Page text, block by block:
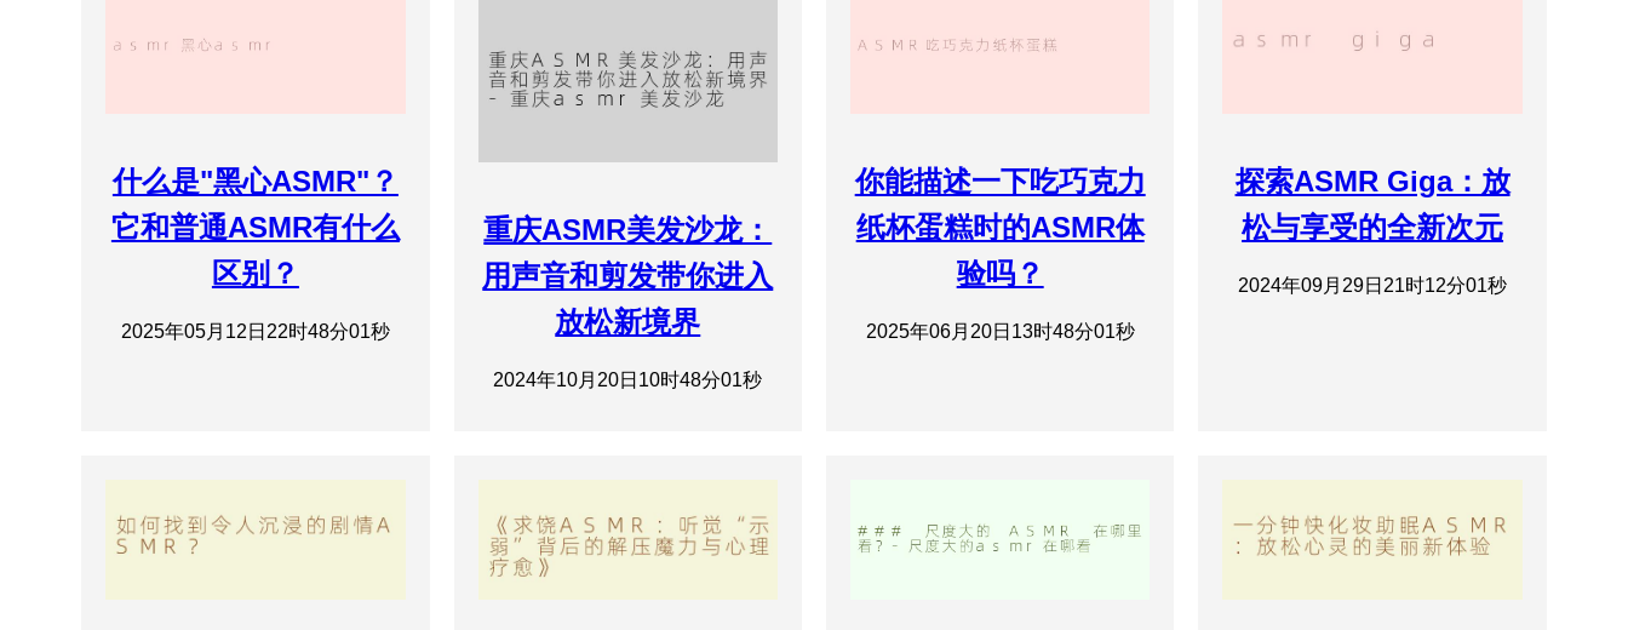
什么是"黑心ASMR"？
它和普通ASMR有什么
区别？
2025年05月12日22时48分01秒
重庆ASMR美发沙龙：
用声音和剪发带你进入
放松新境界
2024年10月20日10时48分01秒
你能描述一下吃巧克力
纸杯蛋糕时的ASMR体
验吗？
2025年06月20日13时48分01秒
探索ASMR Giga：放
松与享受的全新次元
2024年09月29日21时12分01秒